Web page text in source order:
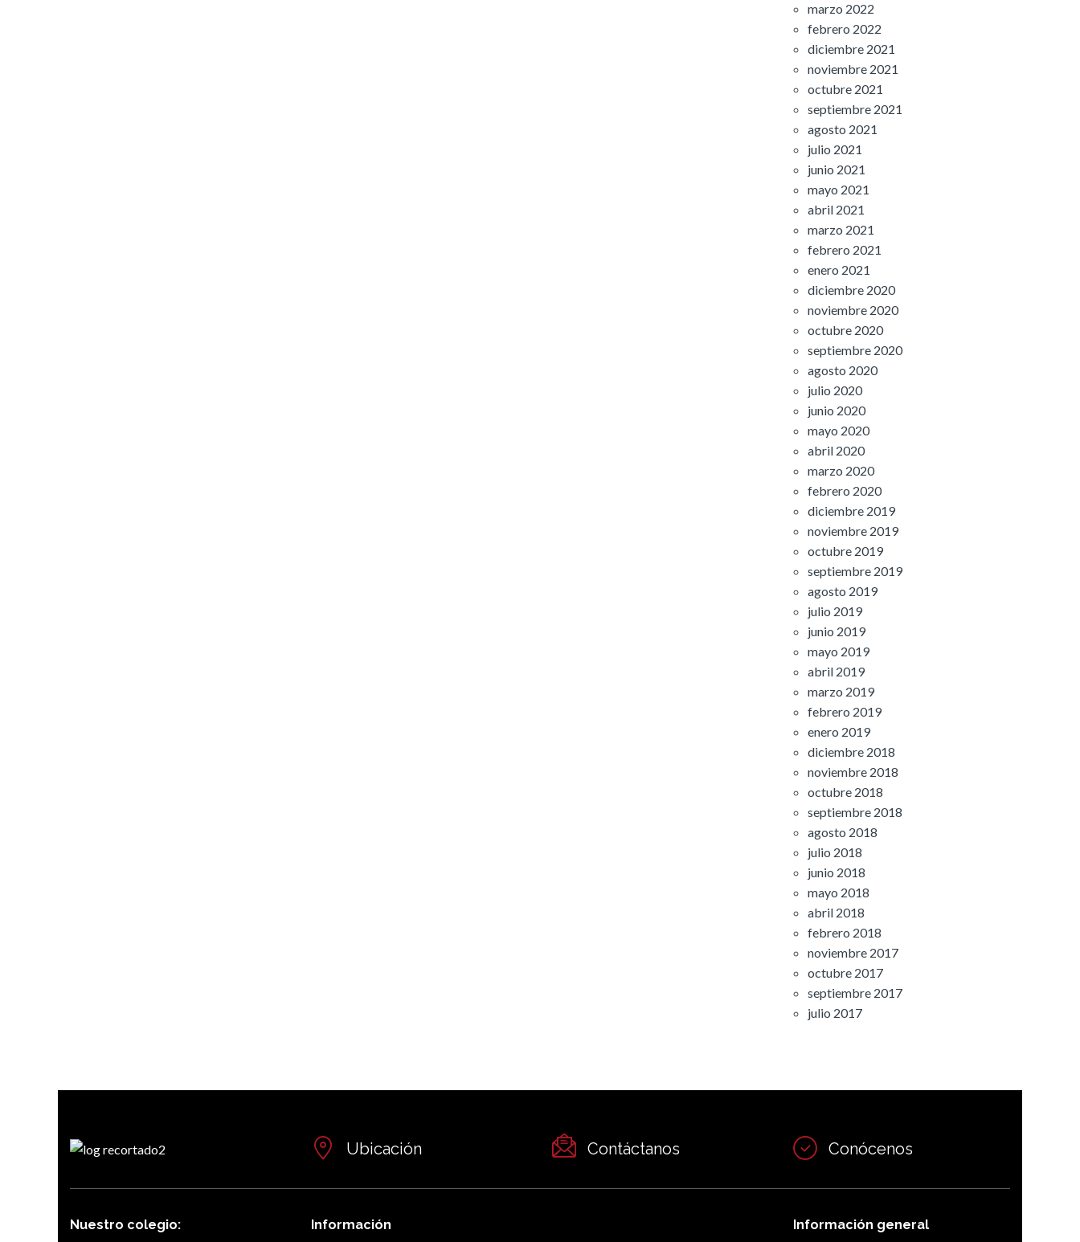
marzo 2022
febrero 2022
diciembre 2021
noviembre 2021
octubre 2021
septiembre 2021
agosto 2021
julio 2021
junio 2021
mayo 2021
abril 2021
marzo 2021
febrero 2021
enero 2021
diciembre 2020
noviembre 2020
octubre 2020
septiembre 2020
agosto 2020
julio 2020
junio 2020
mayo 2020
abril 2020
marzo 2020
febrero 2020
diciembre 2019
noviembre 2019
octubre 2019
septiembre 2019
agosto 2019
julio 2019
junio 2019
mayo 2019
abril 2019
marzo 2019
febrero 2019
enero 2019
diciembre 2018
noviembre 2018
octubre 2018
septiembre 2018
agosto 2018
julio 2018
junio 2018
mayo 2018
abril 2018
febrero 2018
noviembre 2017
octubre 2017
septiembre 2017
julio 2017
Ubicación Contáctanos Conócenos
Nuestro colegio: Información Información general